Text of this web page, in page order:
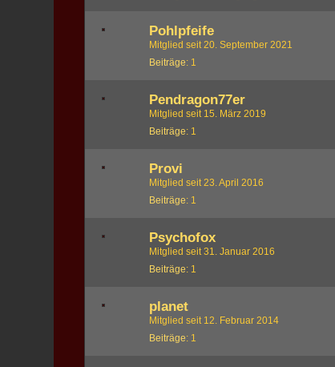
Pohlpfeife
Mitglied seit 20. September 2021
Beiträge 1
Pendragon77er
Mitglied seit 15. März 2019
Beiträge 1
Provi
Mitglied seit 23. April 2016
Beiträge 1
Psychofox
Mitglied seit 31. Januar 2016
Beiträge 1
planet
Mitglied seit 12. Februar 2014
Beiträge 1